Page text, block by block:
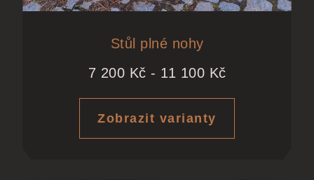
Stůl plné nohy
7 200 Kč - 11 100 Kč
Zobrazit varianty